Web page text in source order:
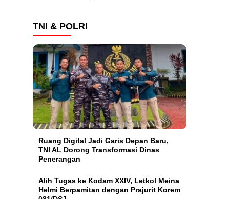
TNI & POLRI
Ruang Digital Jadi Garis Depan Baru,
TNI AL Dorong Transformasi Dinas
Penerangan
Alih Tugas ke Kodam XXIV, Letkol Meina
Helmi Berpamitan dengan Prajurit Korem